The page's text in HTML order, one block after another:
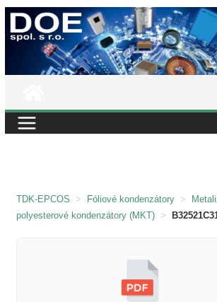
Přeskočit
na
TDK-EPCOS > Fóliové kondenzátory >
polyesterové kondenzátory (MKT) >